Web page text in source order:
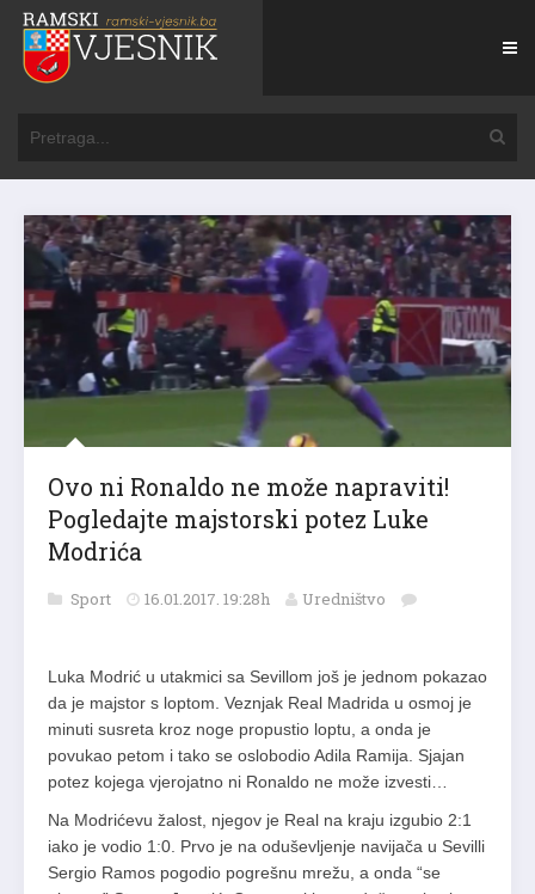
Ovo ni Ronaldo ne može napraviti!
Pogledajte majstorski potez Luke
Modrića
Sport 16.01.2017. 19:28h Uredništvo
Luka Modrić u utakmici sa Sevillom još je jednom pokazao
da je majstor s loptom. Veznjak Real Madrida u osmoj je
minuti susreta kroz noge propustio loptu, a onda je
povukao petom i tako se oslobodio Adila Ramija. Sjajan
potez kojega vjerojatno ni Ronaldo ne može izvesti…
Na Modrićevu žalost, njegov je Real na kraju izgubio 2:1
iako je vodio 1:0. Prvo je na oduševljenje navijača u Sevilli
Sergio Ramos pogodio pogrešnu mrežu, a onda “se